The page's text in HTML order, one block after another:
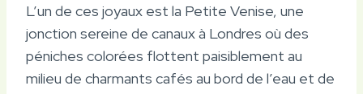
L’un de ces joyaux est la Petite Venise, une
jonction sereine de canaux à Londres où des
péniches colorées flottent paisiblement au
milieu de charmants cafés au bord de l’eau et de